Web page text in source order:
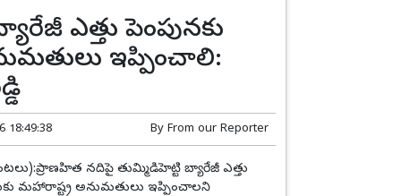
ఎత్తు పెంపునకు
ఇప్పించాలి:
18:49:38 By From our Reporter
నదిపై తుమ్మిడిహెట్టి బ్యారేజీ ఎత్తు
మహారాష్ట్ర అనుమతులు ఇప్పించాలని